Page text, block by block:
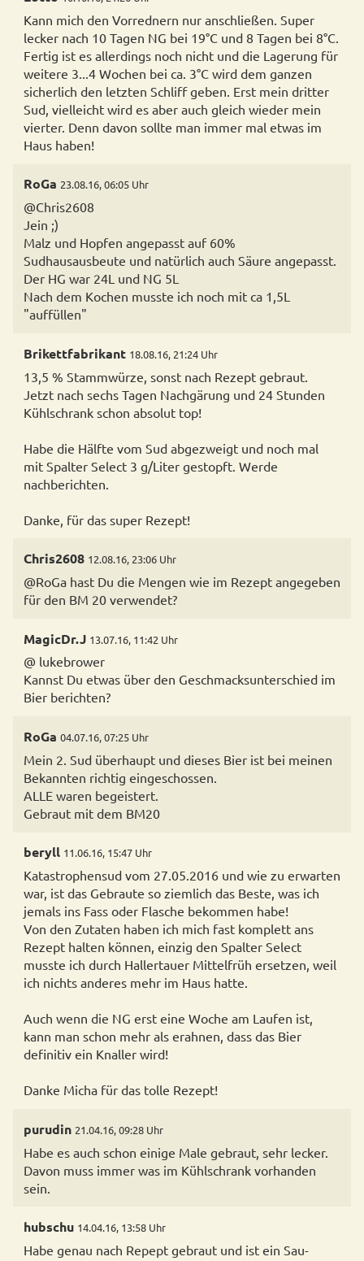
Kann mich den Vorrednern nur anschließen. Super
lecker nach 10 Tagen NG bei 19°C und 8 Tagen bei 8°C.
Fertig ist es allerdings noch nicht und die Lagerung für
weitere 3...4 Wochen bei ca. 3°C wird dem ganzen
sicherlich den letzten Schliff geben. Erst mein dritter
Sud, vielleicht wird es aber auch gleich wieder mein
vierter. Denn davon sollte man immer mal etwas im
Haus haben!
RoGa 23.08.16, 06:05 Uhr
@Chris2608
Jein ;)
Malz und Hopfen angepasst auf 60%
Sudhausausbeute und natürlich auch Säure angepasst.
Der HG war 24L und NG 5L
Nach dem Kochen musste ich noch mit ca 1,5L
"auffüllen"
Brikettfabrikant 18.08.16, 21:24 Uhr
13,5 % Stammwürze, sonst nach Rezept gebraut.
Jetzt nach sechs Tagen Nachgärung und 24 Stunden
Kühlschrank schon absolut top!
Habe die Hälfte vom Sud abgezweigt und noch mal
mit Spalter Select 3 g/Liter gestopft. Werde
nachberichten.
Danke, für das super Rezept!
Chris2608 12.08.16, 23:06 Uhr
@RoGa hast Du die Mengen wie im Rezept angegeben
für den BM 20 verwendet?
MagicDr.J 13.07.16, 11:42 Uhr
@ lukebrower
Kannst Du etwas über den Geschmacksunterschied im
Bier berichten?
RoGa 04.07.16, 07:25 Uhr
Mein 2. Sud überhaupt und dieses Bier ist bei meinen
Bekannten richtig eingeschossen.
ALLE waren begeistert.
Gebraut mit dem BM20
beryll 11.06.16, 15:47 Uhr
Katastrophensud vom 27.05.2016 und wie zu erwarten
war, ist das Gebraute so ziemlich das Beste, was ich
jemals ins Fass oder Flasche bekommen habe!
Von den Zutaten haben ich mich fast komplett ans
Rezept halten können, einzig den Spalter Select
musste ich durch Hallertauer Mittelfrüh ersetzen, weil
ich nichts anderes mehr im Haus hatte.
Auch wenn die NG erst eine Woche am Laufen ist,
kann man schon mehr als erahnen, dass das Bier
definitiv ein Knaller wird!
Danke Micha für das tolle Rezept!
purudin 21.04.16, 09:28 Uhr
Habe es auch schon einige Male gebraut, sehr lecker.
Davon muss immer was im Kühlschrank vorhanden
sein.
hubschu 14.04.16, 13:58 Uhr
Habe genau nach Repept gebraut und ist ein Sau-